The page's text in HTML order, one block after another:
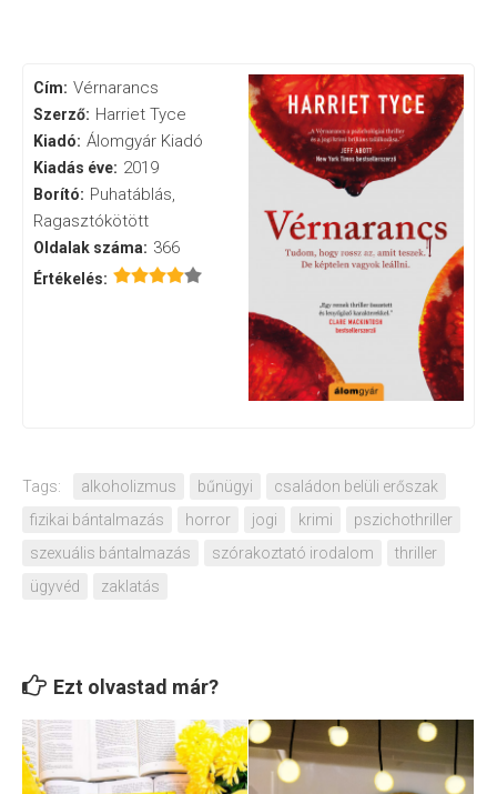
Cím: Vérnarancs
Szerző: Harriet Tyce
Kiadó: Álomgyár Kiadó
Kiadás éve: 2019
Borító: Puhatáblás,
Ragasztókötött
Oldalak száma: 366
Értékelés:
Tags: alkoholizmus bűnügyi
családon belüli erőszak
fizikai bántalmazás
horror jogi krimi
pszichothriller
szexuális bántalmazás
szórakoztató irodalom
thriller
ügyvéd
zaklatás
Ezt olvastad már?